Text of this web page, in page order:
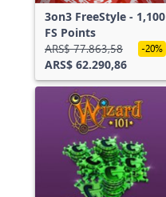
3on3 FreeStyle - 1,100
FS Points
ARS$ 77.863,58
ARS$ 62.290,86
-20%